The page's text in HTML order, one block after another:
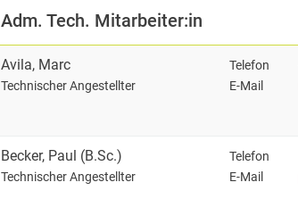
Adm. Tech. Mitarbeiter:in
Avila, Marc
Technischer Angestellter
Telefon
E-Mail
Becker, Paul (B.Sc.)
Technischer Angestellter
Telefon
E-Mail